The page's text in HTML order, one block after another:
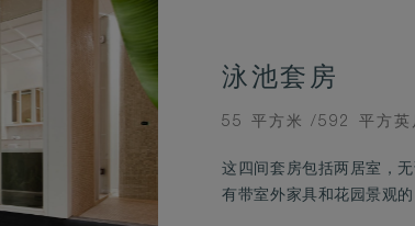
泳池套房
ROOM
55 平方米 /592 平方英
这四间套房包括两居室，
有带室外家具和花园景观